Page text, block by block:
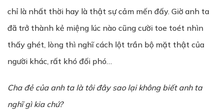
chỉ là nhất thời hay là thật sự cảm mến đấy. Giờ anh ta
đã trở thành kẻ miệng lúc nào cũng cười toe toét nhìn
thấy ghét, lòng thì nghĩ cách lột trần bộ mặt thật của
người khác, rất khó đối phó…
Cha đẻcủa anh ta là tôi đây sao lại không biết anh ta
nghĩ gì kia chứ?